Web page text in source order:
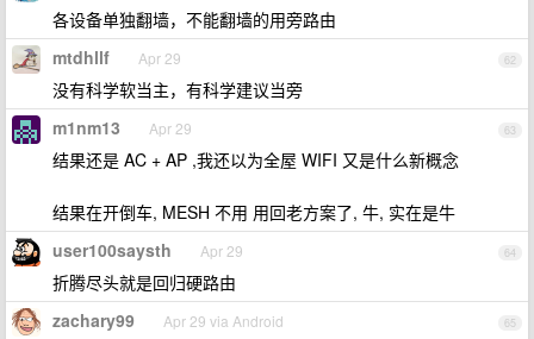
各设备单独翻墙，不能翻墙的用旁路由
62
mtdhllf Apr 29
没有科学软当主，有科学建议当旁
63
m1nm13 Apr 29
结果还是 AC + AP ,我还以为全屋 WIFI 又是什么新概念
结果在开倒车, MESH 不用 用回老方案了, 牛, 实在是牛
64
user100saysth Apr 29
折腾尽头就是回归硬路由
65
zachary99 Apr 29 via Android